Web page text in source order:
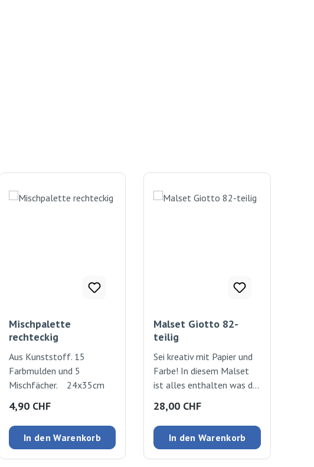
Mischpalette
rechteckig
Aus Kunststoff. 15
Farbmulden und 5
Mischfächer. 24x35cm
Regulärer Preis:
4,90 CHF
In den Warenkorb
Malset Giotto 82-
teilig
Sei kreativ mit Papier und
Farbe! In diesem Malset
ist alles enthalten was du
Malpapier A4 200g/m2, 24
mini Aquarellfarben, 36
Filzstifte, 1 Malheft, 1
Bleistift, 1 Pinsel
Regulärer Preis:
28,00 CHF
In den Warenkorb